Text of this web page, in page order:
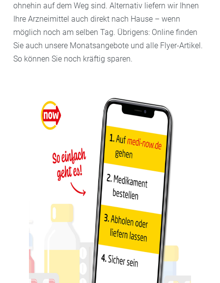
ohnehin auf dem Weg sind. Alternativ liefern wir Ihnen
Ihre Arzneimittel auch direkt nach Hause – wenn
möglich noch am selben Tag. Übrigens: Online finden
Sie auch unsere Monatsangebote und alle Flyer-Artikel.
So können Sie noch kräftig sparen.